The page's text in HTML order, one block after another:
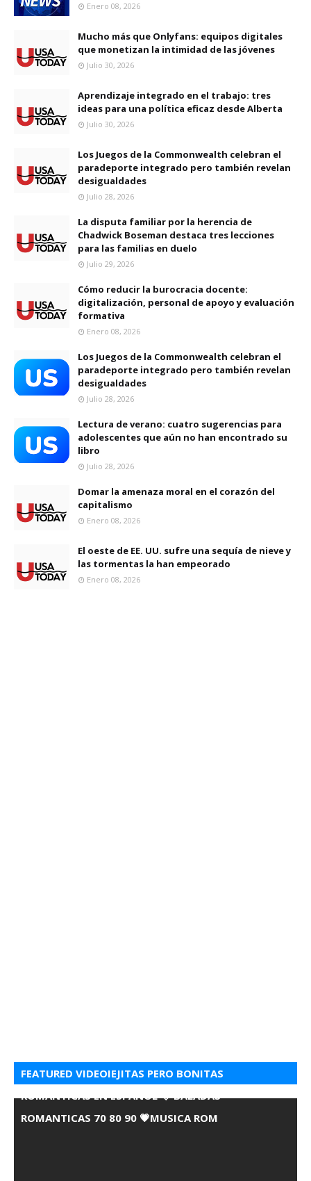
Enero 08, 2026
Mucho más que Onlyfans: equipos digitales
que monetizan la intimidad de las jóvenes
Julio 30, 2026
Aprendizaje integrado en el trabajo: tres
ideas para una política eficaz desde Alberta
Julio 30, 2026
Los Juegos de la Commonwealth celebran el
paradeporte integrado pero también revelan
desigualdades
Julio 28, 2026
La disputa familiar por la herencia de
Chadwick Boseman destaca tres lecciones
para las familias en duelo
Julio 29, 2026
Cómo reducir la burocracia docente:
digitalización, personal de apoyo y evaluación
formativa
Enero 08, 2026
Los Juegos de la Commonwealth celebran el
paradeporte integrado pero también revelan
desigualdades
Julio 28, 2026
Lectura de verano: cuatro sugerencias para
adolescentes que aún no han encontrado su
libro
Julio 28, 2026
Domar la amenaza moral en el corazón del
capitalismo
Enero 08, 2026
El oeste de EE. UU. sufre una sequía de nieve y
las tormentas la han empeorado
Enero 08, 2026
FEATURED VIDEOIEJITAS PERO BONITAS
ROMANTICAS EN ESPANOL 💘 BALADAS
ROMANTICAS 70 80 90 💗MUSICA ROM